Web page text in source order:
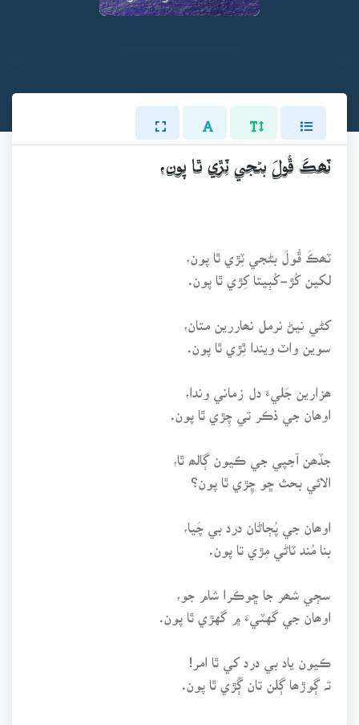
ٽھڪَ ڦُولَ بڻجي ٽِڙي ٿا پون،
ٽھڪَ ڦُولَ بڻجي ٽِڙي ٿا پون،
لکين کُڙ-کُٻيتا کِڙي ٿا پون.
کڻي نيڻ نرمل نھاررين متان،
سوين واٽ ويندا ٿِڙي ٿا پون.
ھزارين جَليءَ دل زماني وندا،
اوھان جي ذڪر تي چِڙي ٿا پون.
جڏھن آجپي جي ڪيون ڳالھ ٿا،
الائي بحث ڇو ڇِڙي ٿا پون؟
اوھان جي پُڄاڻان درد بي چَيا،
بنا مُند ٽاڻي مِڙي تا پون.
سڄي شھر جا ڇوڪرا شام جو،
اوھان جي گهٽيءَ ۾ گهڙي ٿا پون.
ڪيون ياد بي درد کي ٿا امر!
تہ ڳوڙھا ڳلن تان ڳَڙي ٿا پون.